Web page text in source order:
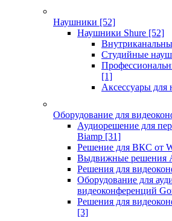
Наушники [52]
Наушники Shure [52]
Студийные
[1]
Аксессуары для
Оборудование для
Аудиорешение для
Biamp [31]
Решение для ВКС от
Выдвижные решения
Решения для
Оборудование для
видеоконференций
Решения для
[3]